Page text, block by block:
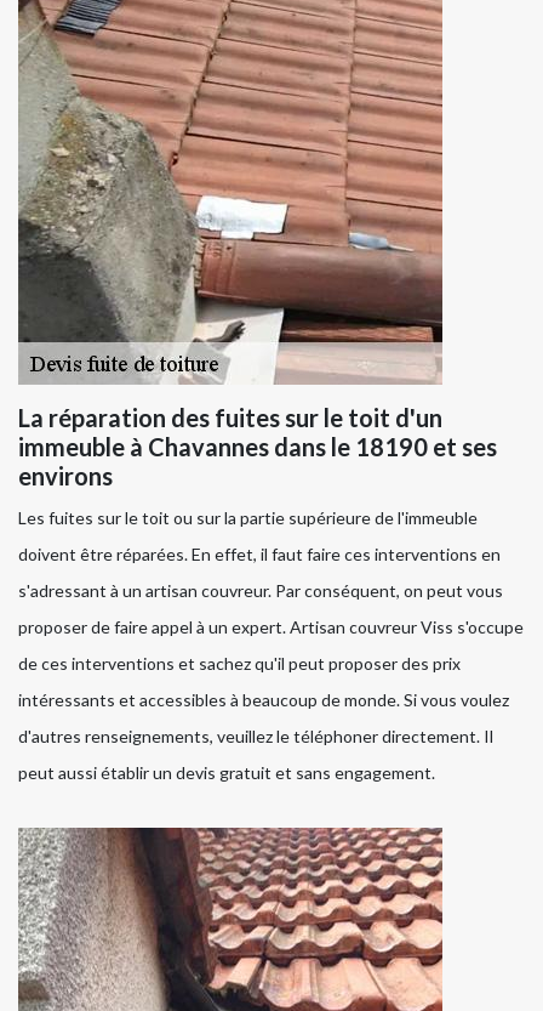
La réparation des fuites sur le toit d'un
immeuble à Chavannes dans le 18190 et ses
environs
Les fuites sur le toit ou sur la partie supérieure de l'immeuble
doivent être réparées. En effet, il faut faire ces interventions en
s'adressant à un artisan couvreur. Par conséquent, on peut vous
proposer de faire appel à un expert. Artisan couvreur Viss s'occupe
de ces interventions et sachez qu'il peut proposer des prix
intéressants et accessibles à beaucoup de monde. Si vous voulez
d'autres renseignements, veuillez le téléphoner directement. Il
peut aussi établir un devis gratuit et sans engagement.